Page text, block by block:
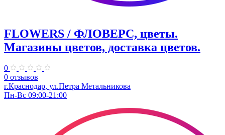
FLOWERS / ФЛОВЕРС, цветы.
Магазины цветов, доставка цветов.
0
0 отзывов
г.Краснодар, ул.Петра Метальникова
Пн-Вс 09:00-21:00